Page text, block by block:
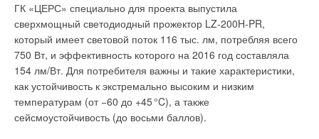
ГК «ЦЕРС» специально для проекта выпустила
сверхмощный светодиодный прожектор LZ-200H-PR,
который имеет световой поток 116 тыс. лм, потребляя всего
750 Вт, и эффективность которого на 2016 год составляла
154 лм/Вт. Для потребителя важны и такие характеристики,
как устойчивость к экстремально высоким и низким
температурам (от −60 до +45°C), а также
сейсмоустойчивость (до восьми баллов).